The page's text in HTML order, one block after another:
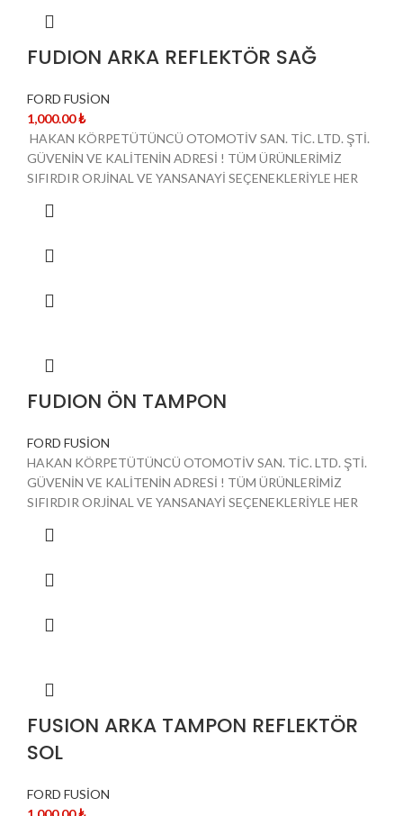
FUDION ARKA REFLEKTÖR SAĞ
FORD FUSİON
1,000.00₺
HAKAN KÖRPETÜTÜNCÜ OTOMOTİV SAN. TİC. LTD. ŞTİ.
GÜVENİN VE KALİTENİN ADRESİ ! TÜM ÜRÜNLERİMİZ
SIFIRDIR ORJİNAL VE YANSANAYİ SEÇENEKLERİYLE HER
FUDION ÖN TAMPON
FORD FUSİON
HAKAN KÖRPETÜTÜNCÜ OTOMOTİV SAN. TİC. LTD. ŞTİ.
GÜVENİN VE KALİTENİN ADRESİ ! TÜM ÜRÜNLERİMİZ
SIFIRDIR ORJİNAL VE YANSANAYİ SEÇENEKLERİYLE HER
FUSION ARKA TAMPON REFLEKTÖR
SOL
FORD FUSİON